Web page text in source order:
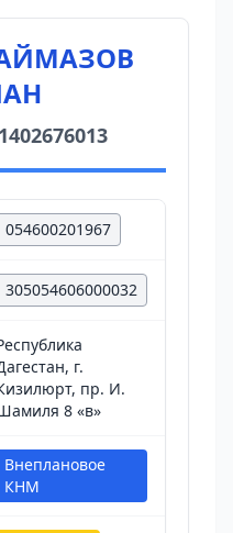
054600201967
305054606000032
г.
пр. И.
8 «в»
Внеплановое
КНМ